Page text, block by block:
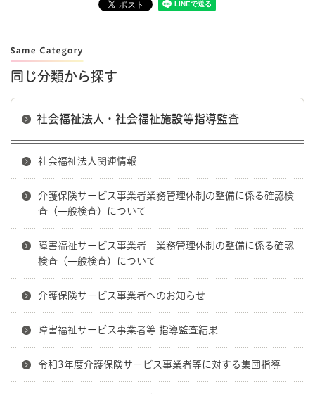
同じ分類から探す
社会福祉法人・社会福祉施設等指導監査
社会福祉法人関連情報
介護保険サービス事業者業務管理体制の整備に係る確認検
査（一般検査）について
障害福祉サービス事業者 業務管理体制の整備に係る確認
検査（一般検査）について
介護保険サービス事業者へのお知らせ
障害福祉サービス事業者等 指導監査結果
令和3年度介護保険サービス事業者等に対する集団指導